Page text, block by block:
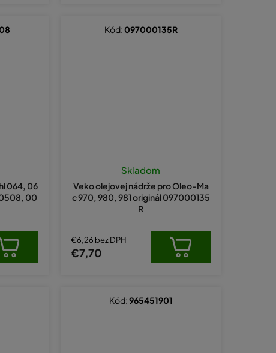
064, 06
00
Veko olejovej nádrže pro Oleo-Ma
c 970, 980, 981 originál 097000135
R
Skladom
€6,26 bez DPH
€7,70
Kód:097000135R
Kód:965451901